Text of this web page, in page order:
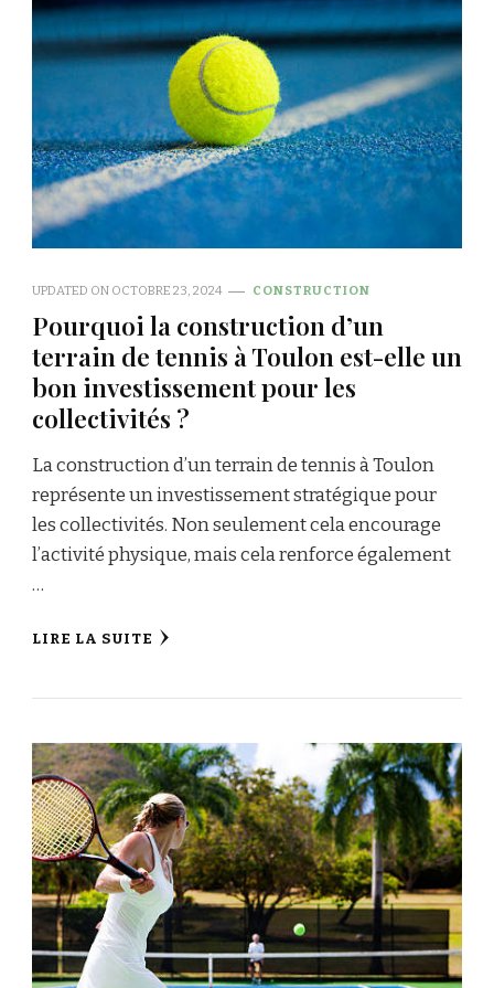
UPDATED ON OCTOBRE 23, 2024 CONSTRUCTION
Pourquoi la construction d’un
terrain de tennis à Toulon est-elle un
bon investissement pour les
collectivités ?
La construction d’un terrain de tennis à Toulon
représente un investissement stratégique pour
les collectivités. Non seulement cela encourage
l’activité physique, mais cela renforce également
…
LIRE LA SUITE